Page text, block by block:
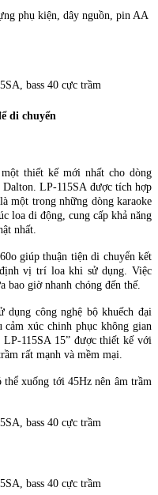
phụ kiện, dây nguồn, pin AA
di chuyển
thiết kế mới nhất cho dòng
Dalton. LP-115SA được tích hợp
một trong những dòng karaoke
loa di động, cung cấp khả năng
nhất.
giúp thuận tiện di chuyển kết
vị trí loa khi sử dụng. Việc
bao giờ nhanh chóng đến thế.
dụng công nghệ bộ khuếch đại
cảm xúc chinh phục không gian
115SA 15” được thiết kế với
rất mạnh và mềm mại.
xuống tới 45Hz nên âm trầm